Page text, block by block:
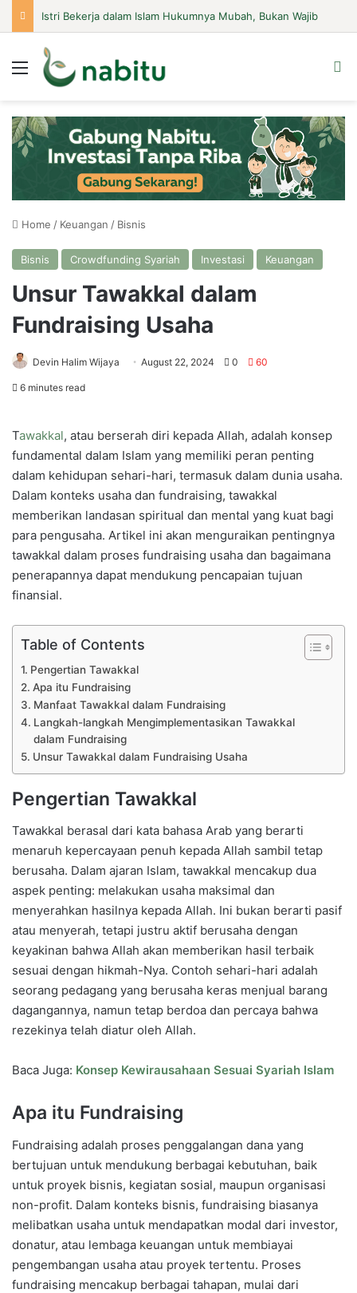
Istri Bekerja dalam Islam Hukumnya Mubah, Bukan Wajib
Menu
Home / Keuangan / Bisnis
Bisnis Crowdfunding Syariah Investasi Keuangan
Unsur Tawakkal dalam
Fundraising Usaha
Devin Halim Wijaya August 22, 2024 0 60
6 minutes read
Tawakkal, atau berserah diri kepada Allah, adalah konsep
fundamental dalam Islam yang memiliki peran penting
dalam kehidupan sehari-hari, termasuk dalam dunia usaha.
Dalam konteks usaha dan fundraising, tawakkal
memberikan landasan spiritual dan mental yang kuat bagi
para pengusaha. Artikel ini akan menguraikan pentingnya
tawakkal dalam proses fundraising usaha dan bagaimana
penerapannya dapat mendukung pencapaian tujuan
finansial.
Table of Contents
Pengertian Tawakkal
Apa itu Fundraising
Manfaat Tawakkal dalam Fundraising
Langkah-langkah Mengimplementasikan Tawakkal
dalam Fundraising
Unsur Tawakkal dalam Fundraising Usaha
Pengertian Tawakkal
Tawakkal berasal dari kata bahasa Arab yang berarti
menaruh kepercayaan penuh kepada Allah sambil tetap
berusaha. Dalam ajaran Islam, tawakkal mencakup dua
aspek penting: melakukan usaha maksimal dan
menyerahkan hasilnya kepada Allah. Ini bukan berarti pasif
atau menyerah, tetapi justru aktif berusaha dengan
keyakinan bahwa Allah akan memberikan hasil terbaik
sesuai dengan hikmah-Nya. Contoh sehari-hari adalah
seorang pedagang yang berusaha keras menjual barang
dagangannya, namun tetap berdoa dan percaya bahwa
rezekinya telah diatur oleh Allah.
Baca Juga: Konsep Kewirausahaan Sesuai Syariah Islam
Apa itu Fundraising
Fundraising adalah proses penggalangan dana yang
bertujuan untuk mendukung berbagai kebutuhan, baik
untuk proyek bisnis, kegiatan sosial, maupun organisasi
non-profit. Dalam konteks bisnis, fundraising biasanya
melibatkan usaha untuk mendapatkan modal dari investor,
donatur, atau lembaga keuangan untuk membiayai
pengembangan usaha atau proyek tertentu. Proses
fundraising mencakup berbagai tahapan, mulai dari